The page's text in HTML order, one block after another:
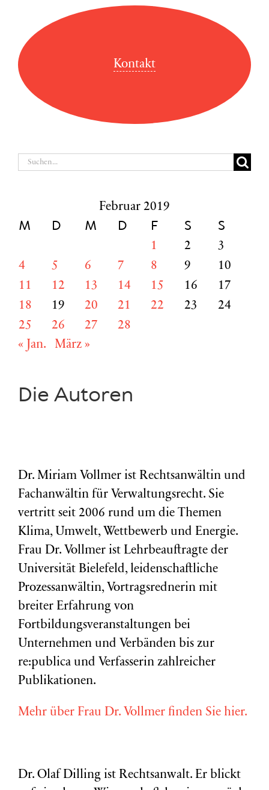
Kontakt
Suche
Februar 2019
M D M D F S S
1 2
3
4
5 6 7 8 9
10
11
12 13 14 15 16
17
18
19 20 21 22 23
24
25
26 27
28
« Jan.
März »
Die Autoren
Dr. Miriam Vollmer ist Rechtsanwältin und
Fachanwältin für Verwaltungsrecht. Sie
vertritt seit 2006 rund um die Themen
Klima, Umwelt, Wettbewerb und Energie.
Frau Dr. Vollmer ist Lehrbeauftragte der
Universität Bielefeld, leidenschaftliche
Prozessanwältin, Vortragsrednerin mit
breiter Erfahrung von
Fortbildungsveranstaltungen bei
Unternehmen und Verbänden bis zur
re:publica und Verfasserin zahlreicher
Publikationen.
Mehr über Frau Dr. Vollmer finden Sie hier.
Dr. Olaf Dilling ist Rechtsanwalt. Er blickt